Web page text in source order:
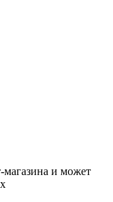
магазина и может